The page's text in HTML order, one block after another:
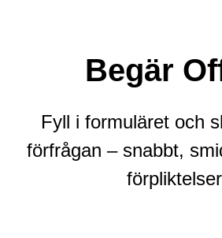
Begär
Fyll i formuläret och
förfrågan – snabbt,